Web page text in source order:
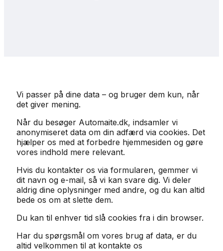
Vi passer på dine data – og bruger dem kun, når
det giver mening.
Når du besøger Automaite.dk, indsamler vi
anonymiseret data om din adfærd via cookies. Det
hjælper os med at forbedre hjemmesiden og gøre
vores indhold mere relevant.
Hvis du kontakter os via formularen, gemmer vi
dit navn og e-mail, så vi kan svare dig. Vi deler
aldrig dine oplysninger med andre, og du kan altid
bede os om at slette dem.
Du kan til enhver tid slå cookies fra i din browser.
Har du spørgsmål om vores brug af data, er du
altid velkommen til at kontakte os